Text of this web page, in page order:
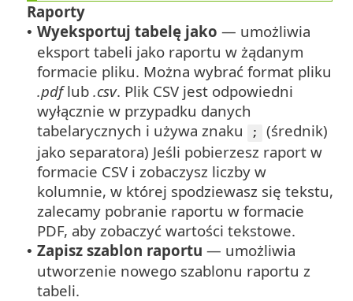
Raporty
• Wyeksportuj tabelę jako — umożliwia
eksport tabeli jako raportu w żądanym
formacie pliku. Można wybrać format pliku
.pdflub .csv. Plik CSV jest odpowiedni
wyłącznie w przypadku danych
tabelarycznych i używa znaku
;
(średnik)
jako separatora) Jeśli pobierzesz raport w
formacie CSV i zobaczysz liczby w
kolumnie, w której spodziewasz się tekstu,
zalecamy pobranie raportu w formacie
PDF, aby zobaczyć wartości tekstowe.
• Zapisz szablon raportu — umożliwia
utworzenie nowego szablonu raportu z
tabeli.